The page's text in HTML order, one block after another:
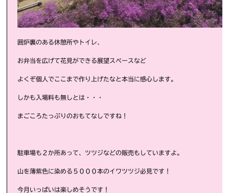
囲炉裏のある休憩所やトイレ、
お弁当を広げて花見ができる展望スペースなど
よくぞ個人でここまで作り上げたなと本当に感心します。
しかも入場料も無しとは・・・
まごころたっぷりのおもてなしですね！
駐車場も２か所あって、ツツジなどの販売もしていますよ。
山を薄紫色に染める５０００本のイワツツジ必見です！
今月いっぱいは楽しめそうです！